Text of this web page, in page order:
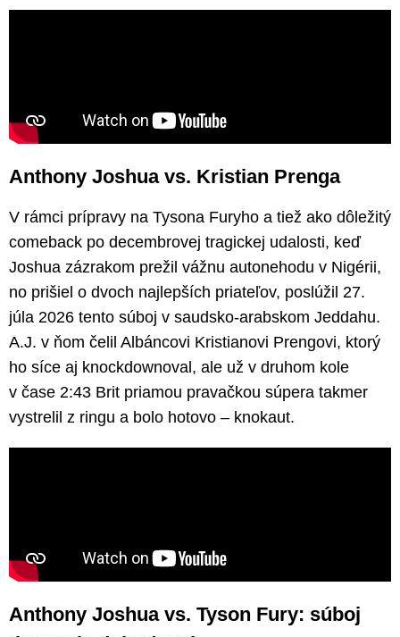
Anthony Joshua vs. Kristian Prenga
V rámci prípravy na Tysona Furyho a tiež ako dôležitý
comeback po decembrovej tragickej udalosti, keď
Joshua zázrakom prežil vážnu autonehodu v Nigérii,
no prišiel o dvoch najlepších priateľov, poslúžil 27.
júla 2026 tento súboj v saudsko-arabskom Jeddahu.
A.J. v ňom čelil Albáncovi Kristianovi Prengovi, ktorý
ho síce aj knockdownoval, ale už v druhom kole
v čase 2:43 Brit priamou pravačkou súpera takmer
vystrelil z ringu a bolo hotovo – knokaut.
Anthony Joshua vs. Tyson Fury: súboj